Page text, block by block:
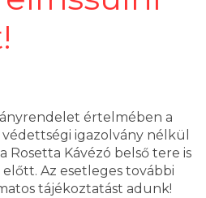
értelmében a
igazolvány nélkül
Rosetta Kávézó belső tere is
Az esetleges további
tájékoztatást adunk!